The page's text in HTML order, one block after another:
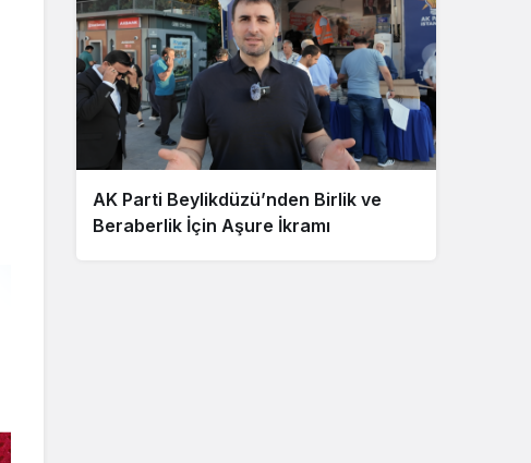
AK Parti Beylikdüzü’nden Birlik ve
Beraberlik İçin Aşure İkramı